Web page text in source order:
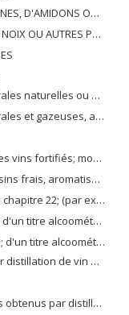
PRODUITS DE PATISSERIE
PARTIES DE PLANTES
ou d'autres édulcorants ni aromatisées; glace et neige
alcooliques, à l'exclusion des jus de fruits ou de légumes du no. 2009
autres que ceux du no. 2009
ou des substances aromatiques
cidre, le poiré, l'hydromel, le saké)
et autres eaux-de-vie, dénaturés, de toute concentration
spiritueux, liqueurs et autres boissons spiritueuses
de raisin ou de marc de raisin
produits de canne à sucre fermentés